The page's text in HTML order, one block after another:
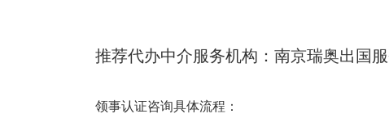
推荐代办中介服务机构：南京瑞奥出国
领事认证咨询具体流程：